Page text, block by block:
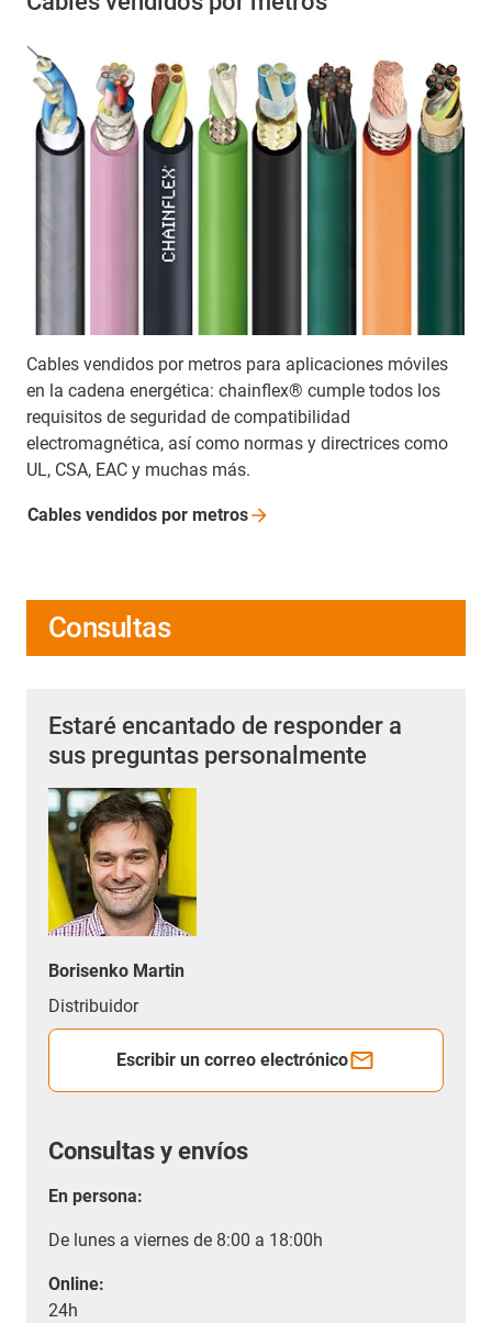
Cables vendidos por metros para aplicaciones móviles
en la cadena energética: chainflex® cumple todos los
requisitos de seguridad de compatibilidad
electromagnética, así como normas y directrices como
UL, CSA, EAC y muchas más.
Cables vendidos por metros
Consultas
Estaré encantado de responder a
sus preguntas personalmente
Borisenko Martin
Distribuidor
Escribir un correo electrónico
Consultas y envíos
En persona:
De lunes a viernes de 8:00 a 18:00h
Online:
24h